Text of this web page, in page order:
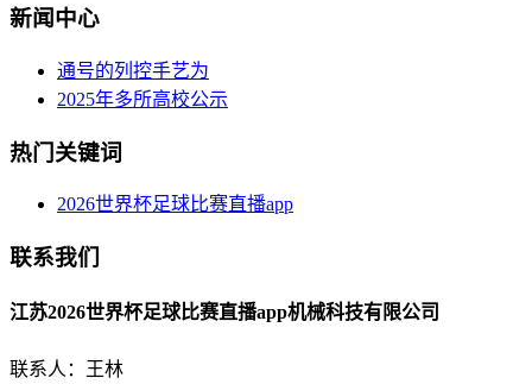
新闻中心
通号的列控手艺为
2025年多所高校公示
热门关键词
2026世界杯足球比赛直播app
联系我们
江苏2026世界杯足球比赛直播app机械科技有限公司
联系人：王林